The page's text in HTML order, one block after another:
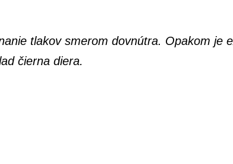
tlakov smerom dovnútra. Opakom je
čierna diera.